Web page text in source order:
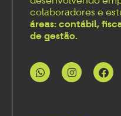
colaboradores e
áreas: contábil,
de gestão.